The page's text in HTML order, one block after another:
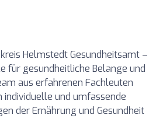
Helmstedt Gesundheitsamt –
für gesundheitliche Belange und
aus erfahrenen Fachleuten
individuelle und umfassende
der Ernährung und Gesundheit